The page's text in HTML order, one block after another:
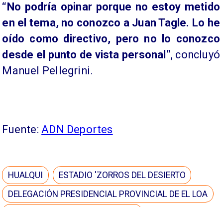
“No podría opinar porque no estoy metido
en el tema, no conozco a Juan Tagle. Lo he
oído como directivo, pero no lo conozco
desde el punto de vista personal”, concluyó
Manuel Pellegrini.
Fuente:ADN Deportes
HUALQUI
ESTADIO 'ZORROS DEL DESIERTO
DELEGACIÓN PRESIDENCIAL PROVINCIAL DE EL LOA